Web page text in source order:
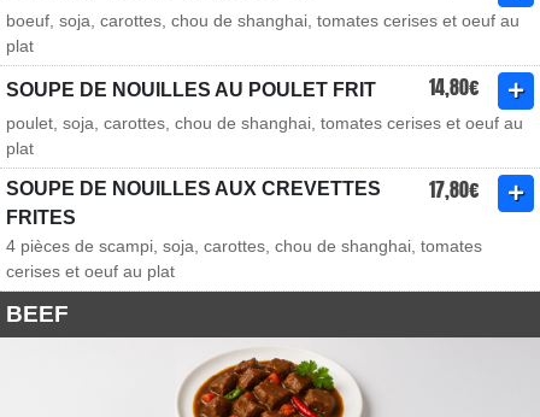
boeuf, soja, carottes, chou de shanghai, tomates cerises et oeuf au
plat
SOUPE DE NOUILLES AU POULET FRIT 14,80€
poulet, soja, carottes, chou de shanghai, tomates cerises et oeuf au
plat
SOUPE DE NOUILLES AUX CREVETTES
FRITES
17,80€
4 pièces de scampi, soja, carottes, chou de shanghai, tomates
cerises et oeuf au plat
BEEF